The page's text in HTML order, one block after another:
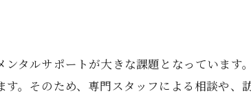
美濃加茂市で相談できるメンタルの窓口情報
美濃加茂市のメンタル相談窓口の利用方法
タルサポートが大きな課題となっていま
。そのため、専門スタッフによる相談や